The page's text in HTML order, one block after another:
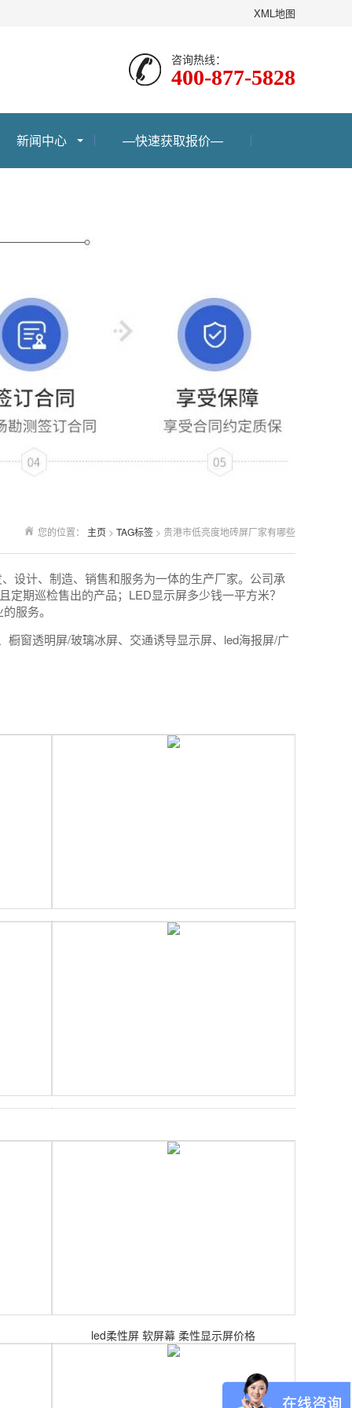
XML地图
咨询热线：
400-877-5828
新闻中心 —快速获取报价—
您的位置： 主页 > TAG标签 > 贵港市低亮度地砖屏厂家有哪些
设计、制造、销售和服务为一体的生产厂家。公司承
期巡检售出的产品；LED显示屏多少钱一平方米？
服务。
窗透明屏/玻璃冰屏、交通诱导显示屏、led海报屏/广
led柔性屏 软屏幕 柔性显示屏价格